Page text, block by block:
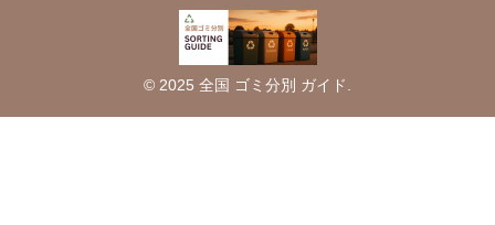
© 2025 全国 ゴミ分別 ガイド.